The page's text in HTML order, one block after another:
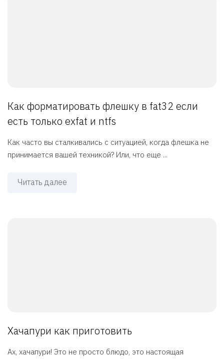
Как форматировать флешку в fat32 если
есть только exfat и ntfs
Как часто вы сталкивались с ситуацией, когда флешка не
принимается вашей техникой? Или, что еще ...
Читать далее
Хачапури как приготовить
Ах, хачапури! Это не просто блюдо, это настоящая